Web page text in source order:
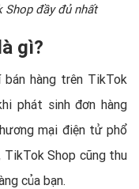
Shop đầy đủ nhất
gì?
hàng trên TikTok
phát sinh đơn hàng
mại điện tử phổ
TikTok Shop cũng thu
của bạn.